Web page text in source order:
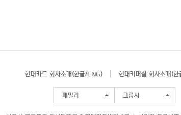
현대카드 회사소개(한글/ENG) 현대커머셜 회사소개(한
패밀리 그룹사